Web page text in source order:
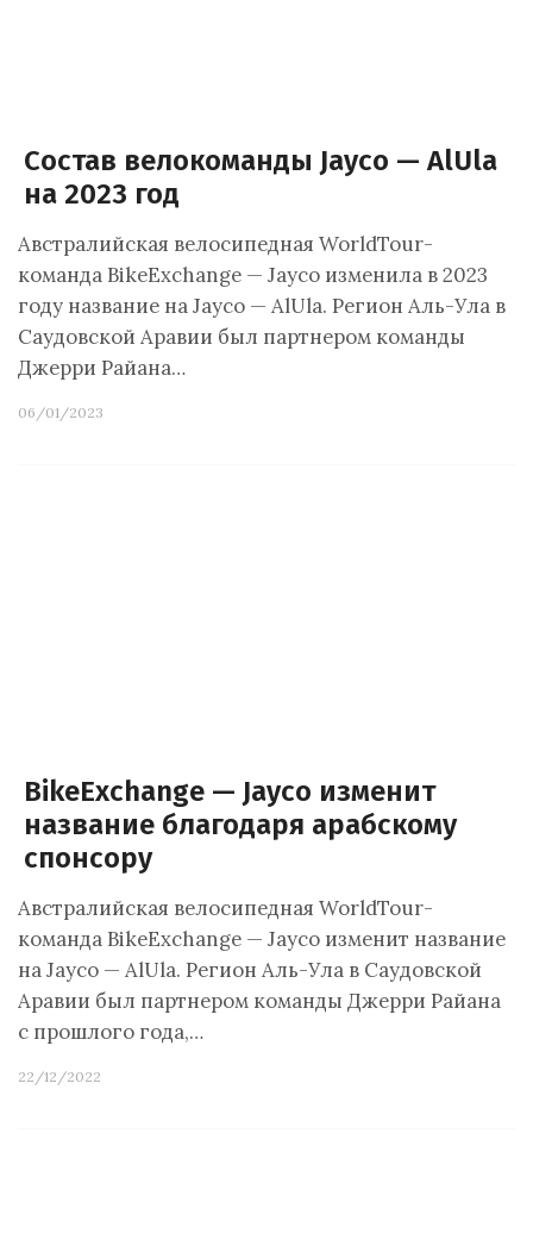
Состав велокоманды Jayco — AlUla
на 2023 год
Австралийская велосипедная WorldTour-
команда BikeExchange — Jayco изменила в 2023
году название на Jayco — AlUla. Регион Аль-Ула в
Саудовской Аравии был партнером команды
Джерри Райана…
06/01/2023
BikeExchange — Jayco изменит
название благодаря арабскому
спонсору
Австралийская велосипедная WorldTour-
команда BikeExchange — Jayco изменит название
на Jayco — AlUla. Регион Аль-Ула в Саудовской
Аравии был партнером команды Джерри Райана
с прошлого года,…
22/12/2022